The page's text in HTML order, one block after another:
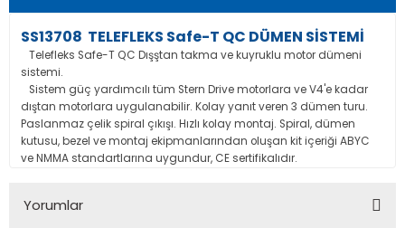
SS13708 TELEFLEKS Safe-T QC DÜMEN SİSTEMİ
Telefleks Safe-T QC Dışştan takma ve kuyruklu motor dümeni
sistemi.
Sistem güç yardımcılı tüm Stern Drive motorlara ve V4'e kadar
dıştan motorlara uygulanabilir. Kolay yanıt veren 3 dümen turu.
Paslanmaz çelik spiral çıkışı. Hızlı kolay montaj. Spiral, dümen
kutusu, bezel ve montaj ekipmanlarından oluşan kit içeriği ABYC
ve NMMA standartlarına uygundur, CE sertifikalıdır.
Yorumlar